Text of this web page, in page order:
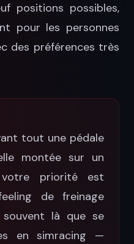
positions possibles,
pour les personnes
des préférences très
tout une pédale
montée sur un
priorité est
de freinage
là que se
en simracing —